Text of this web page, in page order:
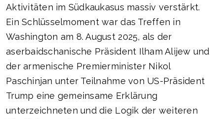
Aktivitäten im Südkaukasus massiv verstärkt.
Ein Schlüsselmoment war das Treffen in
Washington am 8. August 2025, als der
aserbaidschanische Präsident Ilham Alijew und
der armenische Premierminister Nikol
Paschinjan unter Teilnahme von US-Präsident
Trump eine gemeinsame Erklärung
unterzeichneten und die Logik der weiteren